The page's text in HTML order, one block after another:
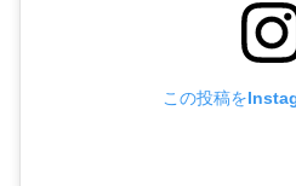
この投稿を